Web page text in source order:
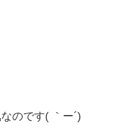
のです( ｀ー´)